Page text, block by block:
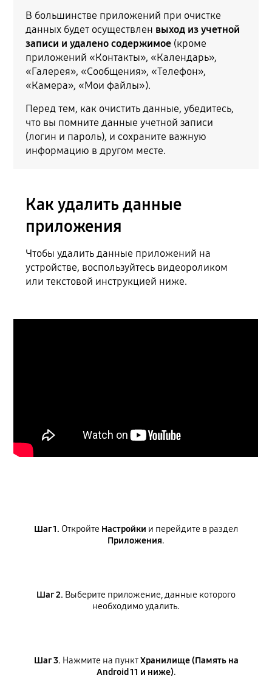
В большинстве приложений при очистке
данных будет осуществлен выход из учетной
записи и удалено содержимое (кроме
приложений «Контакты», «Календарь»,
«Галерея», «Сообщения», «Телефон»,
«Камера», «Мои файлы»).
Перед тем, как очистить данные, убедитесь,
что вы помните данные учетной записи
(логин и пароль), и сохраните важную
информацию в другом месте.
Как удалить данные
приложения
Чтобы удалить данные приложений на
устройстве, воспользуйтесь видеороликом
или текстовой инструкцией ниже.
Шаг 1. Откройте Настройки и перейдите в раздел
Приложения.
Шаг 2. Выберите приложение, данные которого
необходимо удалить.
Шаг 3. Нажмите на пунктХранилище (Память на
Android 11 и ниже).